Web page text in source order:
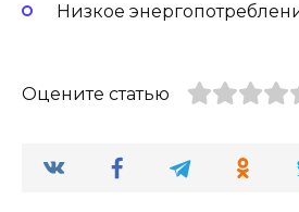
Низкое
Оцените статью